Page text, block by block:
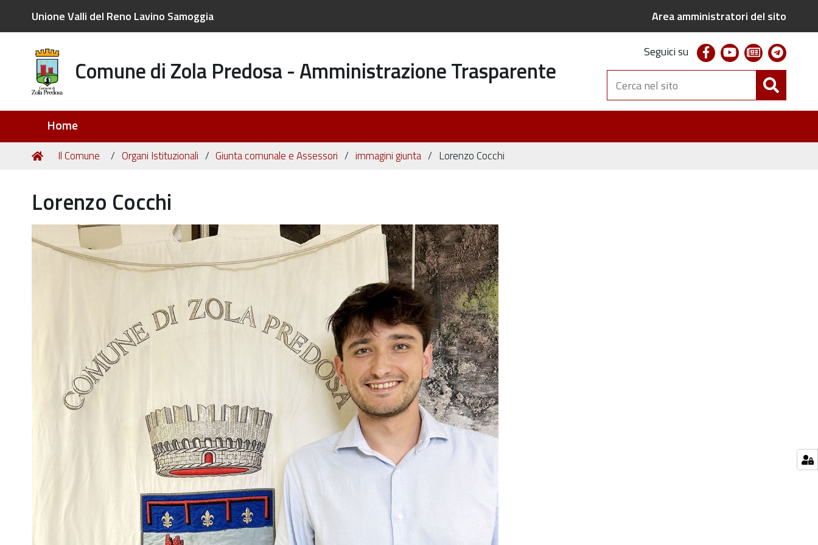
Unione Valli del Reno Lavino Samoggia Area amministratori del sito
Comune di Zola Predosa - Amministrazione Trasparente
Seguici su facebookyoutubenewsletter
Cerca
nel
sito
Home
Tu
Home
Il Comune Organi Istituzionali Giunta comunale e Assessori immagini giunta Lorenzo Cocchi
Lorenzo Cocchi